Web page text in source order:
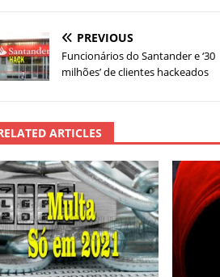
PREVIOUS
Funcionários do Santander e ‘30
milhões’ de clientes hackeados
ARTICLES